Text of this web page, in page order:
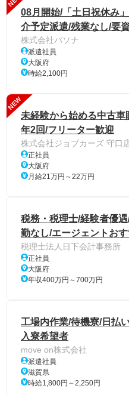
08月開始/「土日祝休み
介予定派遣/残業なし/要
株式会社パソナ
派遣社員
大阪府
時給2,100円
NEW
未経験から始める中古
年2回/フリーター歓迎
株式会社ジョブカーズ 守口
正社員
大阪府
月給21万円～22万円
税務・税理士/経験者優
勤なし/エージェントお
税理士法人日下会計事務所
正社員
大阪府
年収400万円～700万円
工場内作業/待機寮/日払
入寮希望者
move on株式会社
派遣社員
滋賀県
時給1,800円～2,250円